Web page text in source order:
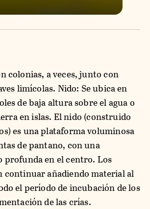
colonias, a veces, junto con
limícolas. Nido: Se ubica en
de baja altura sobre el agua o
en islas. El nido (construido
es una plataforma voluminosa
de pantano, con una
profunda en el centro. Los
continuar añadiendo material al
el período de incubación de los
de las crías.